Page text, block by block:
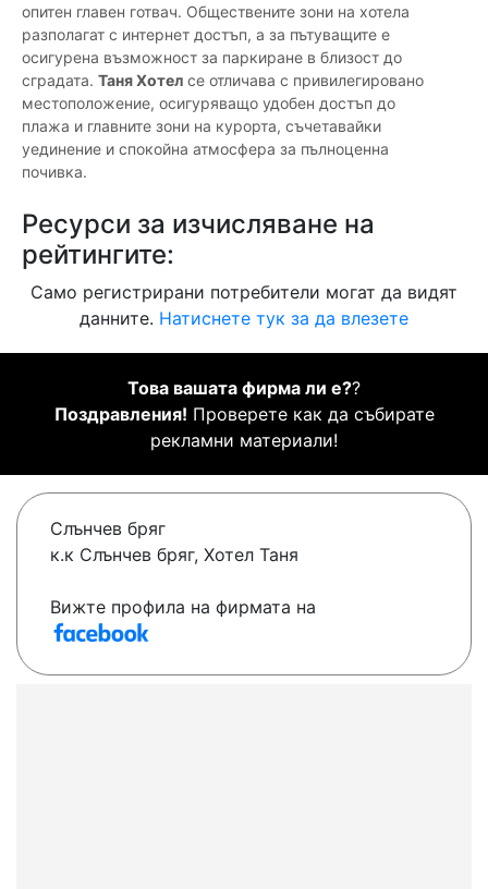
опитен главен готвач. Обществените зони на хотела
разполагат с интернет достъп, а за пътуващите е
осигурена възможност за паркиране в близост до
сградата. Таня Хотел се отличава с привилегировано
местоположение, осигуряващо удобен достъп до
плажа и главните зони на курорта, съчетавайки
уединение и спокойна атмосфера за пълноценна
почивка.
Ресурси за изчисляване на
рейтингите:
Само регистрирани потребители могат да видят
данните. Натиснете тук за да влезете
Това вашата фирма ли е??
Поздравления! Проверете как да събирате
рекламни материали!
Слънчев бряг
к.к Слънчев бряг, Хотел Таня
Вижте профила на фирмата на